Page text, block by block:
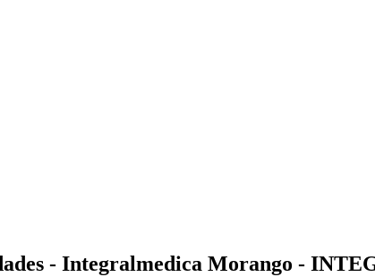
- Integralmedica Morango -